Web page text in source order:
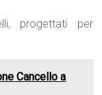
progettati per
Cancello a